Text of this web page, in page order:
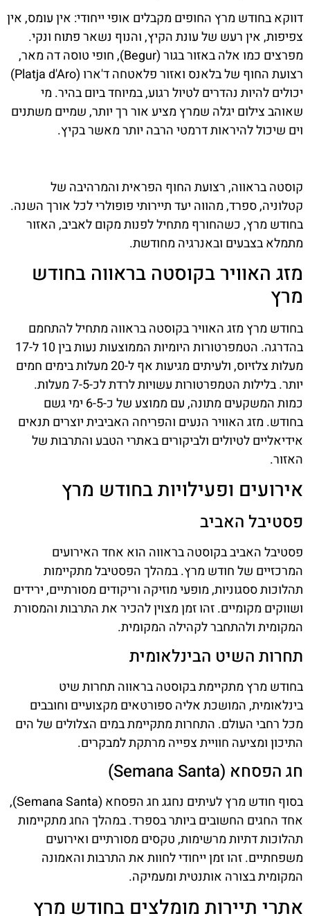
דווקא בחודש מרץ החופים מקבלים אופי ייחודי: אין עומס, אין
צפיפות, אין רעש של עונת הקיץ, והנוף נשאר פתוח ונקי.
מפרצים כמו אלה באזור בגור (Begur), חופי טוסה דה מאר,
רצועת החוף של בלאנס ואזור פלאטחה ד'ארו (Platja d'Aro)
יכולים להיות נהדרים לטיול רגוע, במיוחד ביום בהיר. מי
שאוהב צילום יגלה שמרץ מציע אור רך יותר, שמיים משתנים
וים שיכול להיראות דרמטי הרבה יותר מאשר בקיץ.
קוסטה בראווה, רצועת החוף הפראית והמרהיבה של
קטלוניה, ספרד, מהווה יעד תיירותי פופולרי לכל אורך השנה.
בחודש מרץ, כשהחורף מתחיל לפנות מקום לאביב, האזור
מתמלא בצבעים ובאנרגיה מחודשת.
מזג האוויר בקוסטה בראווה בחודש
מרץ
בחודש מרץ מזג האוויר בקוסטה בראווה מתחיל להתחמם
בהדרגה. הטמפרטורות היומיות הממוצעות נעות בין 10 ל-17
מעלות צלזיוס, ולעיתים מגיעות אף ל-20 מעלות בימים חמים
יותר. בלילות הטמפרטורות עשויות לרדת לכ-7-5 מעלות.
כמות המשקעים מתונה, עם ממוצע של כ-6-5 ימי גשם
בחודש. מזג האוויר הנעים והפריחה האביבית יוצרים תנאים
אידיאליים לטיולים ולביקורים באתרי הטבע והתרבות של
האזור.
אירועים ופעילויות בחודש מרץ
פסטיבל האביב
פסטיבל האביב בקוסטה בראווה הוא אחד האירועים
המרכזיים של חודש מרץ. במהלך הפסטיבל מתקיימות
תהלוכות ססגוניות, מופעי מוזיקה וריקודים מסורתיים, ירידים
ושווקים מקומיים. זהו זמן מצוין להכיר את התרבות והמסורת
המקומית ולהתחבר לקהילה המקומית.
תחרות השיט הבינלאומית
בחודש מרץ מתקיימת בקוסטה בראווה תחרות שיט
בינלאומית, המושכת אליה ספורטאים מקצועיים וחובבים
מכל רחבי העולם. התחרות מתקיימת במים הצלולים של הים
התיכון ומציעה חוויית צפייה מרתקת למבקרים.
חג הפסחא (Semana Santa)
בסוף חודש מרץ לעיתים נחגג חג הפסחא (Semana Santa),
אחד החגים החשובים ביותר בספרד. במהלך החג מתקיימות
תהלוכות דתיות מרשימות, טקסים מסורתיים ואירועים
משפחתיים. זהו זמן ייחודי לחוות את התרבות והאמונה
המקומית בצורה אותנטית ומעמיקה.
אתרי תיירות מומלצים בחודש מרץ